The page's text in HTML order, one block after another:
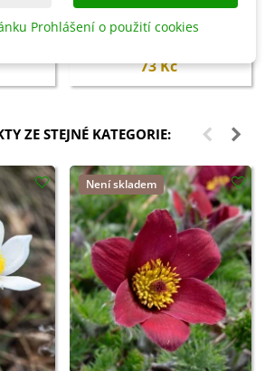
Vermikompost na kvetoucí
73 Kč
ZE STEJNÉ KATEGORIE:
Není skladem
Prohlášení o použití cookies